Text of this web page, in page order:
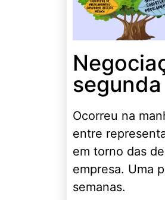
Ocorreu na
entre
em torno das
empresa. Uma
semanas.